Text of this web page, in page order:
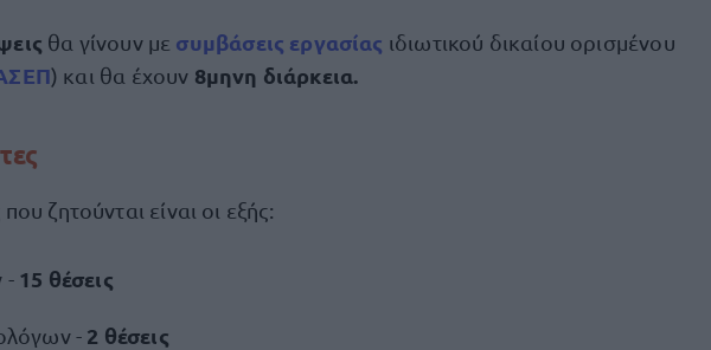
θα γίνουν με συμβάσεις εργασίας ιδιωτικού δικαίου ορισμένου
) και θα έχουν 8μηνη διάρκεια.
ζητούνται είναι οι εξής:
- 15 θέσεις
- 2 θέσεις